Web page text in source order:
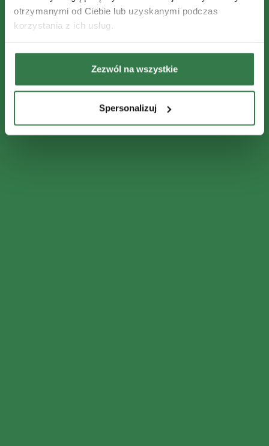
otrzymanymi od Ciebie lub uzyskanymi podczas
korzystania z ich usług.
Zezwól na wszystkie
Spersonalizuj